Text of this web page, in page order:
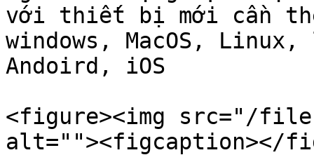
với thiết bị mới cần
windows, MacOS,
Andoird, iOS
<figure><img src="/files/
alt=""><figcaption></